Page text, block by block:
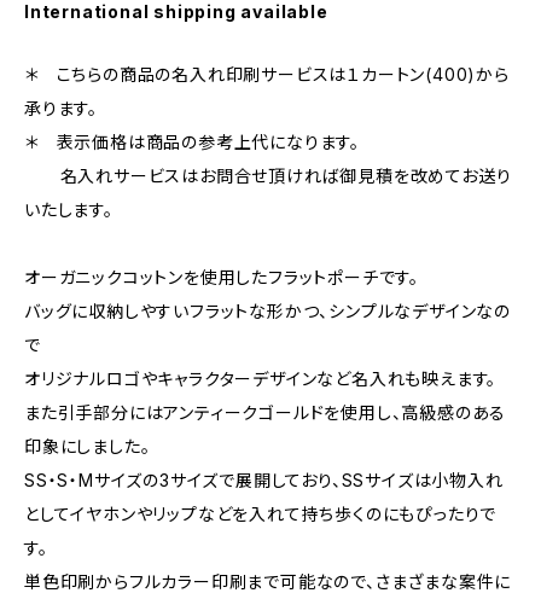
International shipping available
＊ こちらの商品の名入れ印刷サービスは１カートン(400)から
承ります。
＊ 表示価格は商品の参考上代になります。
名入れサービスはお問合せ頂ければ御見積を改めてお送り
いたします。
オーガニックコットンを使用したフラットポーチです。
バッグに収納しやすいフラットな形かつ、シンプルなデザインなの
で
オリジナルロゴやキャラクターデザインなど名入れも映えます。
また引手部分にはアンティークゴールドを使用し、高級感のある
印象にしました。
SS・S・Mサイズの3サイズで展開しており、SSサイズは小物入れ
としてイヤホンやリップなどを入れて持ち歩くのにもぴったりで
す。
単色印刷からフルカラー印刷まで可能なので、さまざまな案件に